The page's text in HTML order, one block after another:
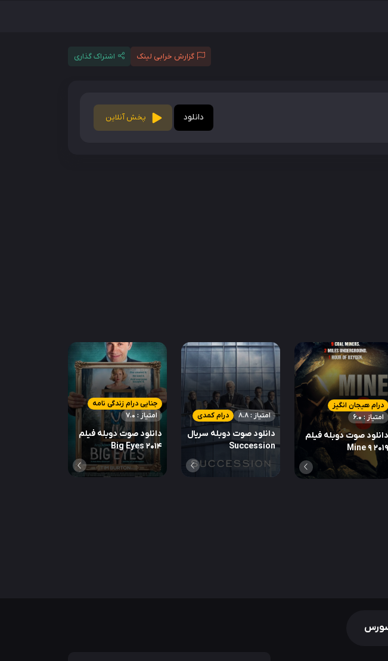
گزارش خرابی لینک اشتراک گذاری
دانلود پخش آنلاین
درام هیجان انگیز
امتیاز : 6.0
دانلود صوت دوبله فیلم
Mine 9 2019
درام کمدی امتیاز : 8.8
دانلود صوت دوبله سریال
Succession
جنایی درام زندگی نامه
امتیاز : 7.0
دانلود صوت دوبله فیلم
Big Eyes 2014